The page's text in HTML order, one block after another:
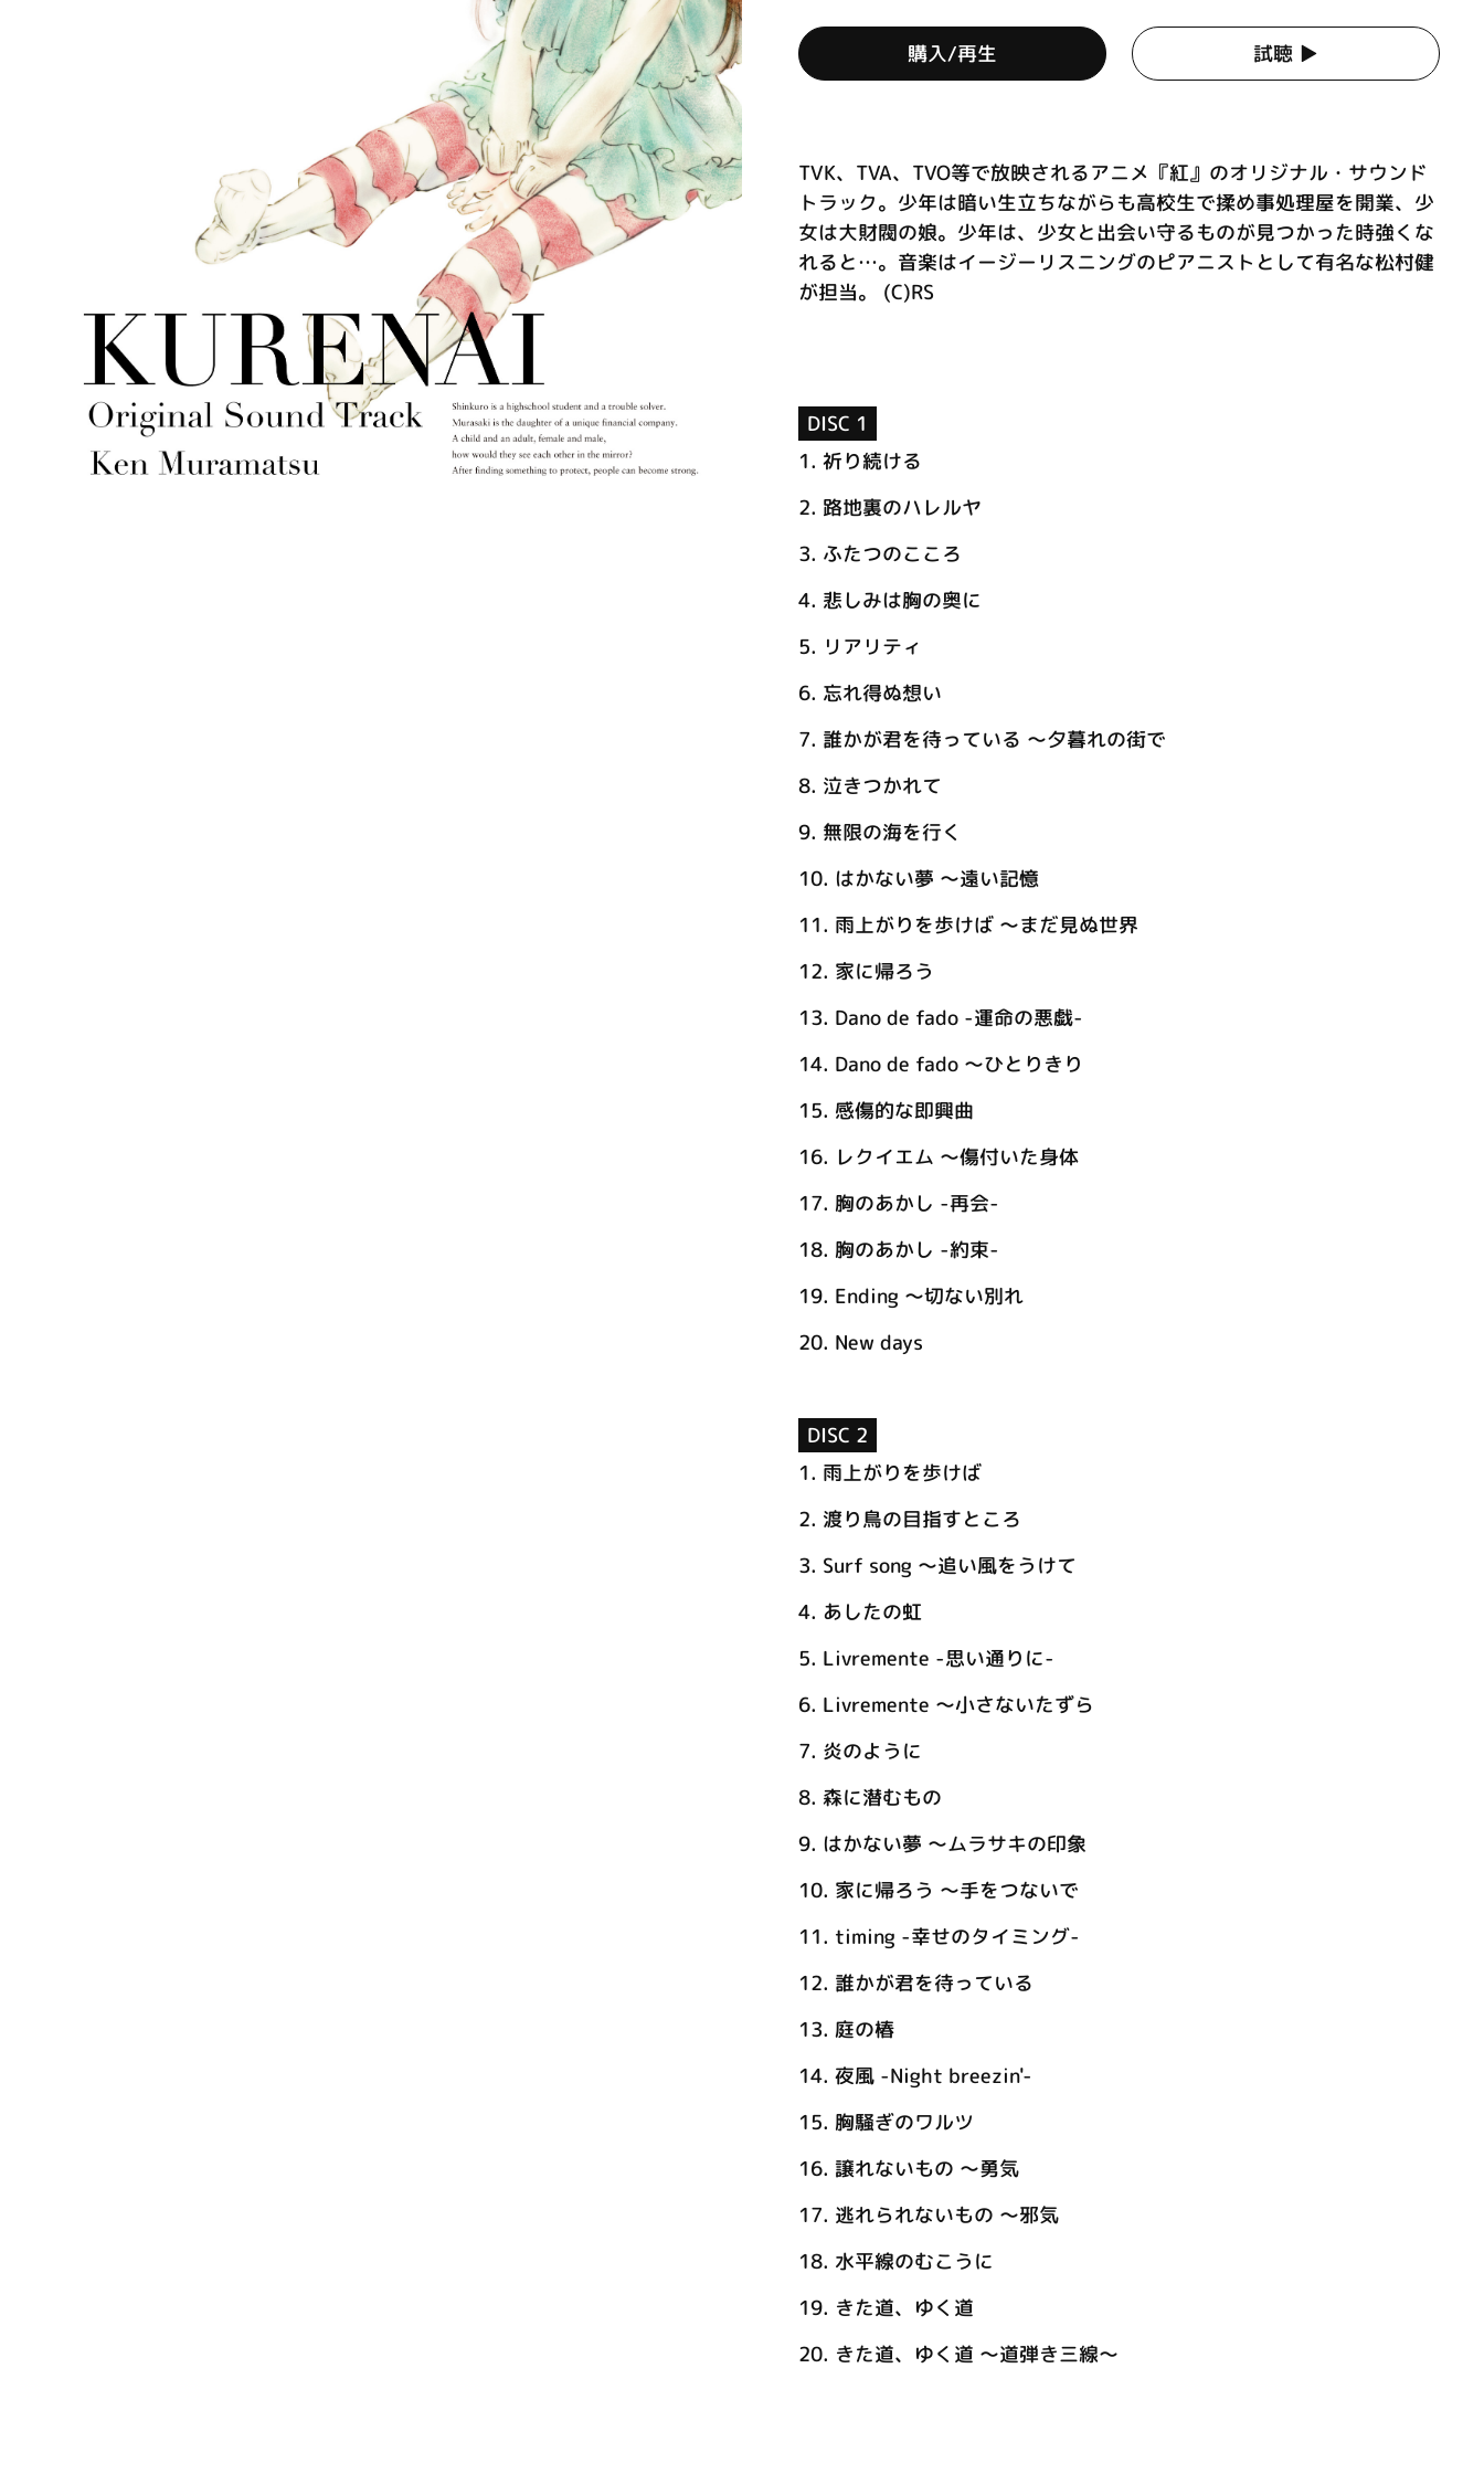
購入/再生 試聴 ▶︎
TVK、TVA、TVO等で放映されるアニメ『紅』のオリジナル・サウンド
トラック。少年は暗い生立ちながらも高校生で揉め事処理屋を開業、少
女は大財閥の娘。少年は、少女と出会い守るものが見つかった時強くな
れると…。音楽はイージーリスニングのピアニストとして有名な松村健
が担当。 (C)RS
DISC 1
1. 祈り続ける
2. 路地裏のハレルヤ
3. ふたつのこころ
4. 悲しみは胸の奥に
5. リアリティ
6. 忘れ得ぬ想い
7. 誰かが君を待っている ～夕暮れの街で
8. 泣きつかれて
9. 無限の海を行く
10. はかない夢 ～遠い記憶
11. 雨上がりを歩けば ～まだ見ぬ世界
12. 家に帰ろう
13. Dano de fado -運命の悪戯-
14. Dano de fado ～ひとりきり
15. 感傷的な即興曲
16. レクイエム ～傷付いた身体
17. 胸のあかし -再会-
18. 胸のあかし -約束-
19. Ending ～切ない別れ
20. New days
DISC 2
1. 雨上がりを歩けば
2. 渡り鳥の目指すところ
3. Surf song ～追い風をうけて
4. あしたの虹
5. Livremente -思い通りに-
6. Livremente ～小さないたずら
7. 炎のように
8. 森に潜むもの
9. はかない夢 ～ムラサキの印象
10. 家に帰ろう ～手をつないで
11. timing -幸せのタイミング-
12. 誰かが君を待っている
13. 庭の椿
14. 夜風 -Night breezin'-
15. 胸騒ぎのワルツ
16. 譲れないもの ～勇気
17. 逃れられないもの ～邪気
18. 水平線のむこうに
19. きた道、ゆく道
20. きた道、ゆく道 ～道弾き三線～